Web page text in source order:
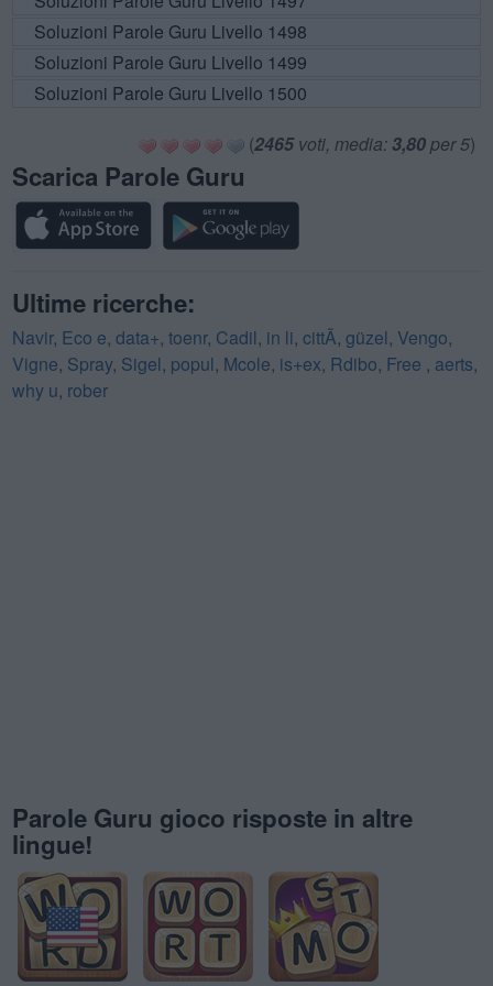
Soluzioni Parole Guru Livello 1498
Soluzioni Parole Guru Livello 1499
Soluzioni Parole Guru Livello 1500
(2465voti, media: 3,80per 5)
Scarica Parole Guru
Ultime ricerche:
Navir, Eco e, data+, toenr, Cadil, in li, cittÃ, güzel, Vengo,
Vigne, Spray, Sigel, popul, Mcole, is+ex, Rdibo, Free , aerts,
why u, rober
Parole Guru gioco risposte in altre
lingue!